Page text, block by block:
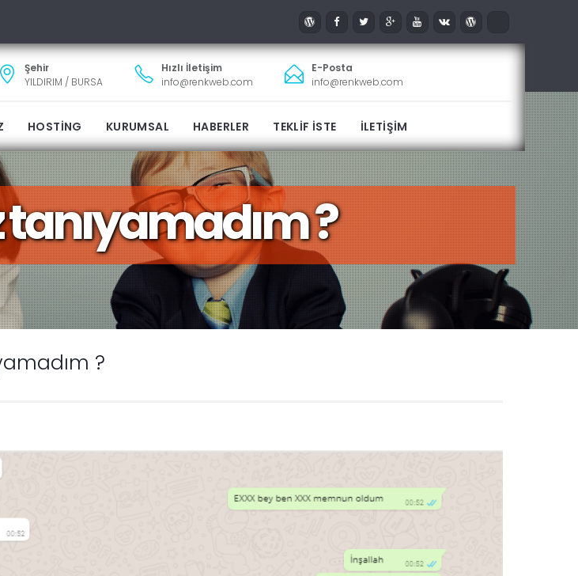
Şehir
YILDIRIM / BURSA
Hızlı İletişim
info@renkweb.com
E-Posta
info@renkweb.com
HOSTİNG KURUMSAL HABERLER TEKLİF İSTE İLETİŞİM
?
?